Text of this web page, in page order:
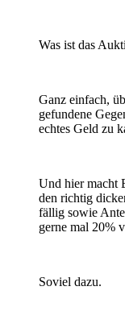
Was ist das
Ganz einfach,
gefundene
echtes Geld zu
Und hier macht
den richtig
fällig sowie
gerne mal 20%
Soviel dazu.